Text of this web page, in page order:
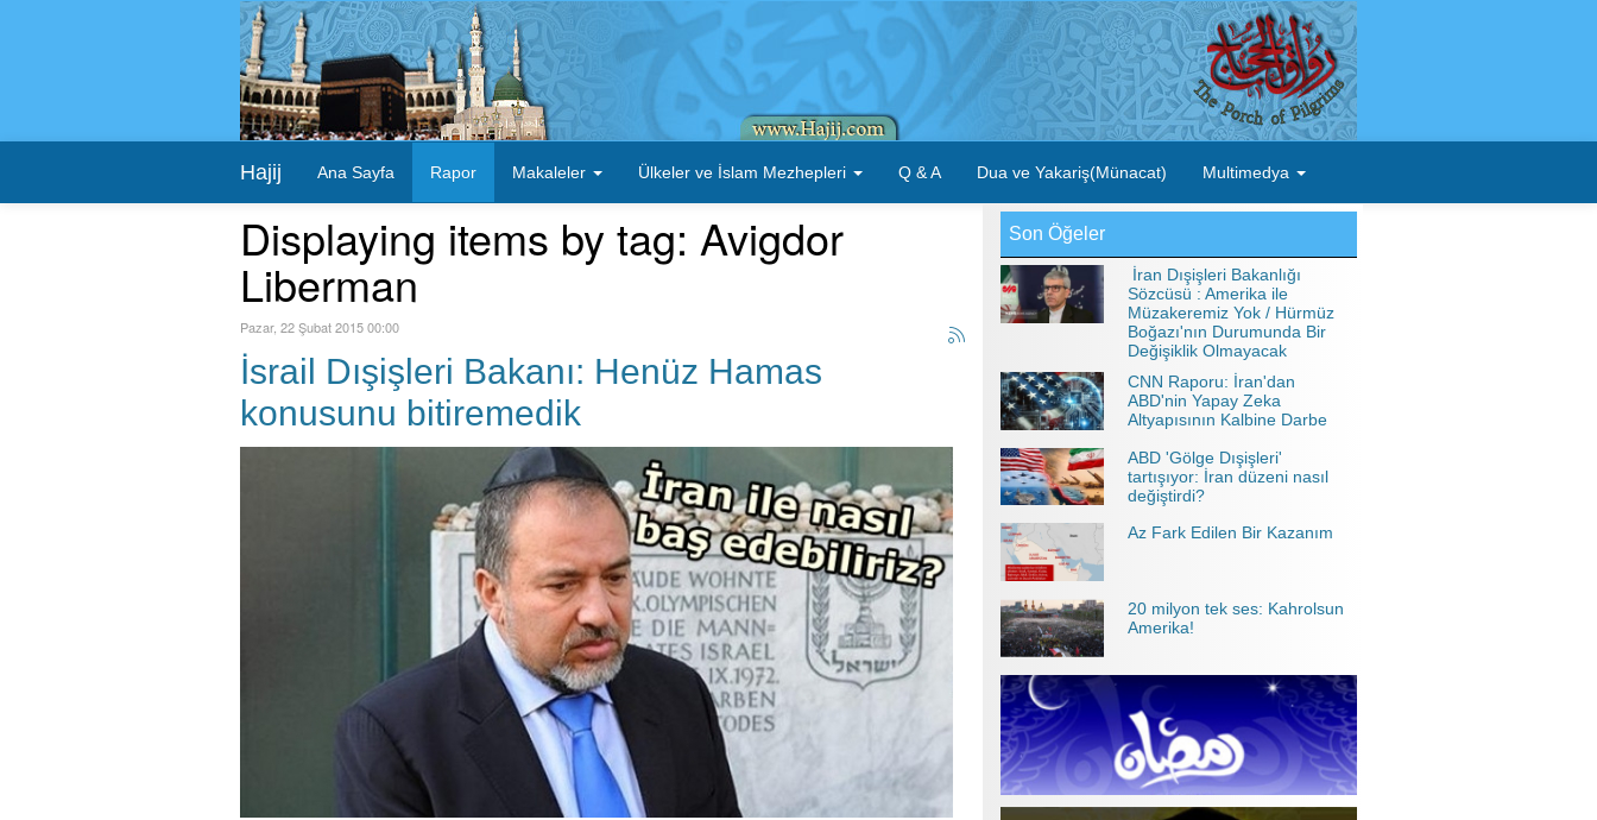
Hajij Ana Sayfa Rapor Makaleler Ülkeler ve İslam Mezhepleri Q & A Dua ve Yakariş(Münacat) Multimedya
Displaying items by tag: Avigdor
Liberman
Pazar, 22 Şubat 2015 00:00
İsrail Dışişleri Bakanı: Henüz Hamas
konusunu bitiremedik
Son Öğeler
İran Dışişleri Bakanlığı
Sözcüsü : Amerika ile
Müzakeremiz Yok / Hürmüz
Boğazı'nın Durumunda Bir
Değişiklik Olmayacak
CNN Raporu: İran'dan
ABD'nin Yapay Zeka
Altyapısının Kalbine Darbe
ABD 'Gölge Dışişleri'
tartışıyor: İran düzeni nasıl
değiştirdi?
Az Fark Edilen Bir Kazanım
20 milyon tek ses: Kahrolsun
Amerika!